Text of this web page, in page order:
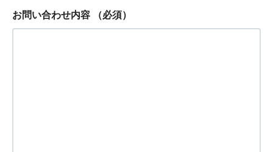
お問い合わせ内容 （必須）